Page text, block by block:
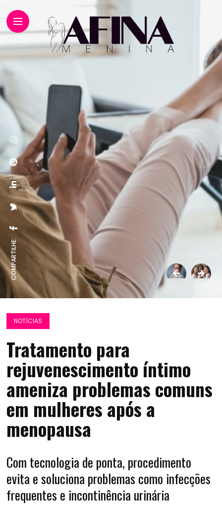
COMPARTILHE:
NOTÍCIAS
Tratamento para
rejuvenescimento íntimo
ameniza problemas comuns
em mulheres após a
menopausa
Com tecnologia de ponta, procedimento
evita e soluciona problemas como infecções
frequentes e incontinência urinária